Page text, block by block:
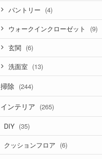
パントリー (4)
ウォークインクローゼット (9)
玄関 (6)
洗面室 (13)
掃除 (244)
インテリア (265)
DIY (35)
クッションフロア (6)